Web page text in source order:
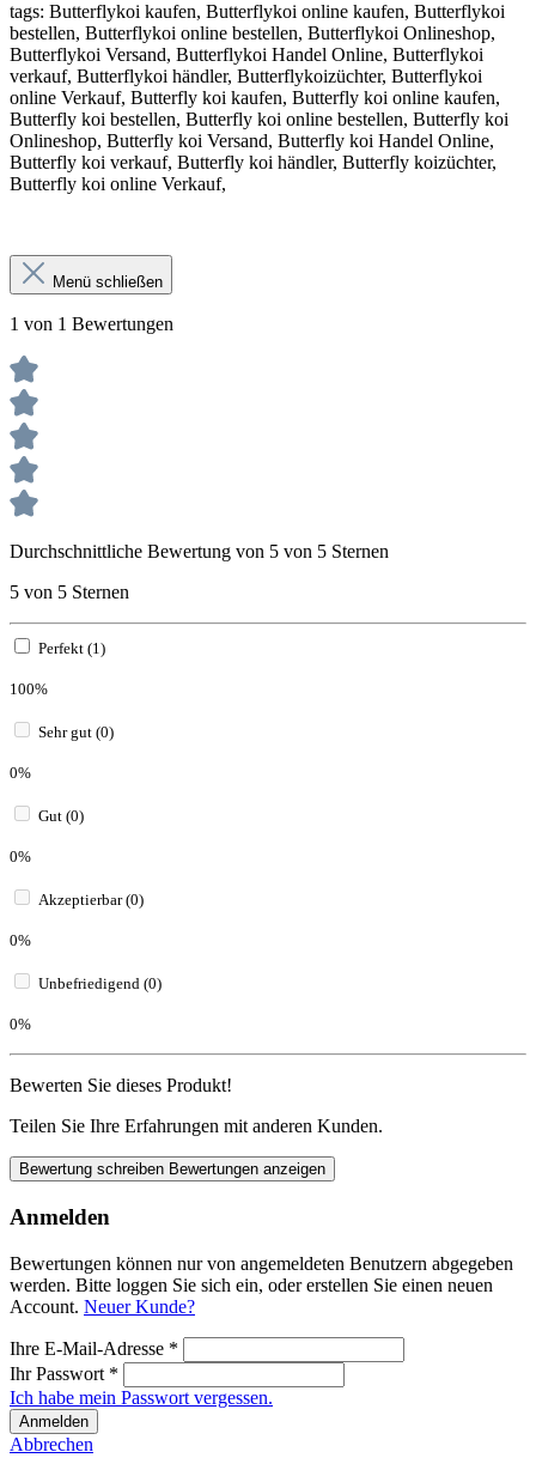
tags: Butterflykoi kaufen, Butterflykoi online kaufen, Butterflykoi
bestellen, Butterflykoi online bestellen, Butterflykoi Onlineshop,
Butterflykoi Versand, Butterflykoi Handel Online, Butterflykoi
verkauf, Butterflykoi händler, Butterflykoizüchter, Butterflykoi
online Verkauf, Butterfly koi kaufen, Butterfly koi online kaufen,
Butterfly koi bestellen, Butterfly koi online bestellen, Butterfly koi
Onlineshop, Butterfly koi Versand, Butterfly koi Handel Online,
Butterfly koi verkauf, Butterfly koi händler, Butterfly koizüchter,
Butterfly koi online Verkauf,
Menü schließen
1 von 1 Bewertungen
Durchschnittliche Bewertung von 5 von 5 Sternen
5 von 5 Sternen
Perfekt (1)
100%
Sehr gut (0)
0%
Gut (0)
0%
Akzeptierbar (0)
0%
Unbefriedigend (0)
0%
Bewerten Sie dieses Produkt!
Teilen Sie Ihre Erfahrungen mit anderen Kunden.
Bewertung schreiben Bewertungen anzeigen
Anmelden
Bewertungen können nur von angemeldeten Benutzern abgegeben
werden. Bitte loggen Sie sich ein, oder erstellen Sie einen neuen
Account. Neuer Kunde?
Ihre E-Mail-Adresse *
Ihr Passwort *
Ich habe mein Passwort vergessen.
Anmelden
Abbrechen